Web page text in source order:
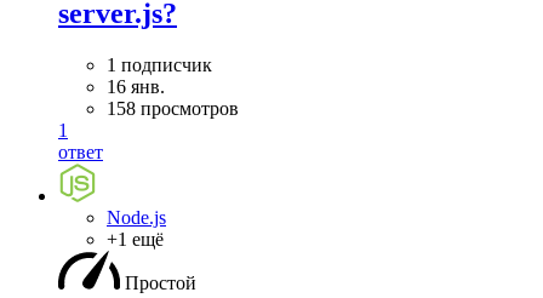
server.js?
1 подписчик
16 янв.
158 просмотров
1
ответ
Node.js
+1 ещё
Простой